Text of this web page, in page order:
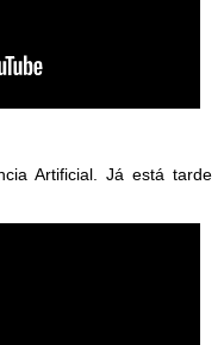
Artificial. Já está tarde